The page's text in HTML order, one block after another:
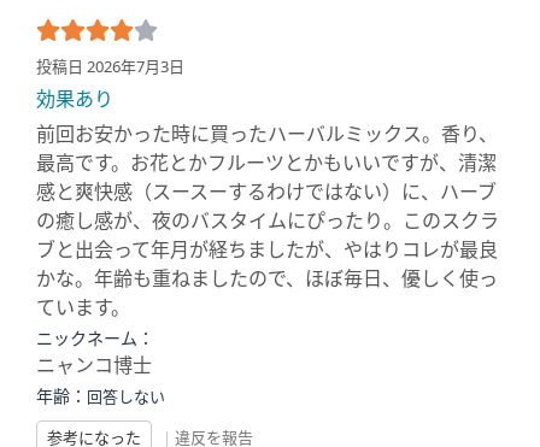
投稿日 2026年7月3日
効果あり
前回お安かった時に買ったハーバルミックス。香り、
最高です。お花とかフルーツとかもいいですが、清潔
感と爽快感（スースーするわけではない）に、ハーブ
の癒し感が、夜のバスタイムにぴったり。このスクラ
ブと出会って年月が経ちましたが、やはりコレが最良
かな。年齢も重ねましたので、ほぼ毎日、優しく使っ
ています。
ニックネーム：
ニャンコ博士
年齢： 回答しない
参考になった
| 違反を報告